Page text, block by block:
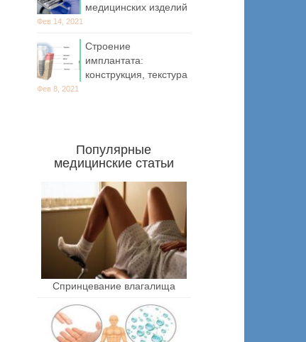
медицинских изделий
Фев 14, 2021
Строение
имплантата:
конструкция, текстура
Фев 8, 2021
Популярные
медицинские статьи
Спринцевание влагалища